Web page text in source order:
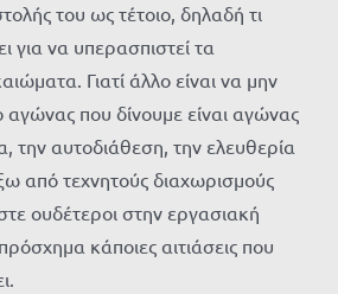
του ως τέτοιο, δηλαδή τι
για να υπερασπιστεί τα
Γιατί άλλο είναι να μην
αγώνας που δίνουμε είναι αγώνας
την αυτοδιάθεση, την ελευθερία
από τεχνητούς διαχωρισμούς
ουδέτεροι στην εργασιακή
κάποιες αιτιάσεις που